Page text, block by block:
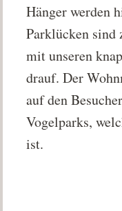
Hänger werden
Parklücken
mit unseren
drauf. Der
auf den
Vogelparks,
ist.